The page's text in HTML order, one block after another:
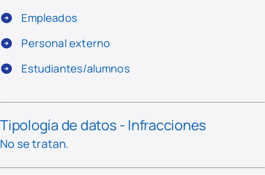
Empleados
Personal externo
Estudiantes/alumnos
Tipología de datos - Infracciones
No se tratan.